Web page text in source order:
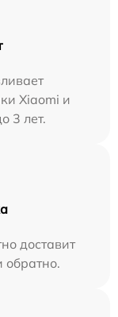
Xiaomi и
3 лет.
доставит
обратно.